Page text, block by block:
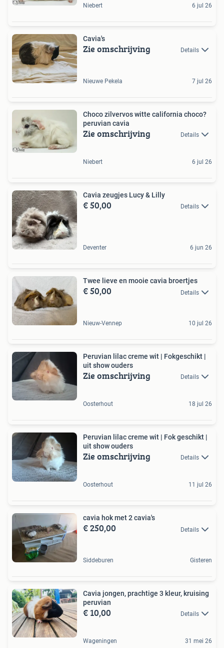
Niebert 6 jul 26
Cavia's
Zie omschrijving Details
Nieuwe Pekela 7 jul 26
Choco zilvervos witte california choco?
peruvian cavia
Zie omschrijving Details
Niebert 6 jul 26
Cavia zeugjes Lucy & Lilly
€ 50,00 Details
Deventer 6 jun 26
Twee lieve en mooie cavia broertjes
€ 50,00 Details
Nieuw-Vennep 10 jul 26
Peruvian lilac creme wit | Fokgeschikt |
uit show ouders
Zie omschrijving Details
Oosterhout 18 jul 26
Peruvian lilac creme wit | Fok geschikt |
uit show ouders
Zie omschrijving Details
Oosterhout 11 jul 26
cavia hok met 2 cavia's
€ 250,00 Details
Siddeburen Gisteren
Cavia jongen, prachtige 3 kleur, kruising
peruvian
€ 10,00 Details
Wageningen 31 mei 26